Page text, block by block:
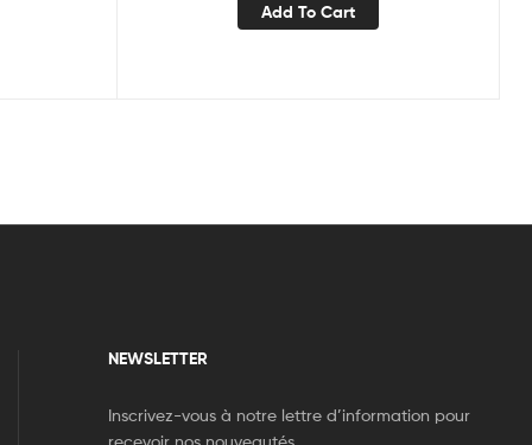
Add To Cart
NEWSLETTER
Inscrivez-vous à notre lettre d’information pour
recevoir nos nouveautés.